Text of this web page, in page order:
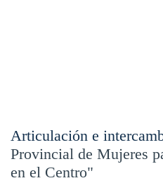
Articulación e
Provincial de Mujeres
en el Centro"